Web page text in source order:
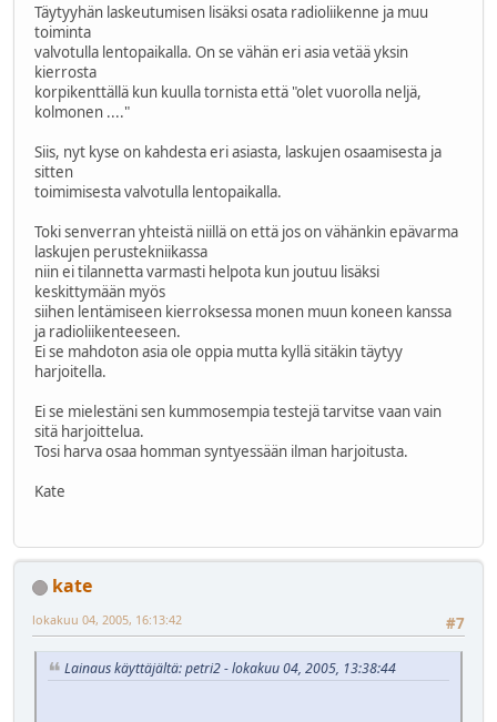
Täytyyhän laskeutumisen lisäksi osata radioliikenne ja muu
toiminta
valvotulla lentopaikalla. On se vähän eri asia vetää yksin
kierrosta
korpikenttällä kun kuulla tornista että "olet vuorolla neljä,
kolmonen ...."
Siis, nyt kyse on kahdesta eri asiasta, laskujen osaamisesta ja
sitten
toimimisesta valvotulla lentopaikalla.
Toki senverran yhteistä niillä on että jos on vähänkin epävarma
laskujen perustekniikassa
niin ei tilannetta varmasti helpota kun joutuu lisäksi
keskittymään myös
siihen lentämiseen kierroksessa monen muun koneen kanssa
ja radioliikenteeseen.
Ei se mahdoton asia ole oppia mutta kyllä sitäkin täytyy
harjoitella.
Ei se mielestäni sen kummosempia testejä tarvitse vaan vain
sitä harjoittelua.
Tosi harva osaa homman syntyessään ilman harjoitusta.
Kate
kate
#7
lokakuu 04, 2005, 16:13:42
Lainaus käyttäjältä: petri2 - lokakuu 04, 2005, 13:38:44